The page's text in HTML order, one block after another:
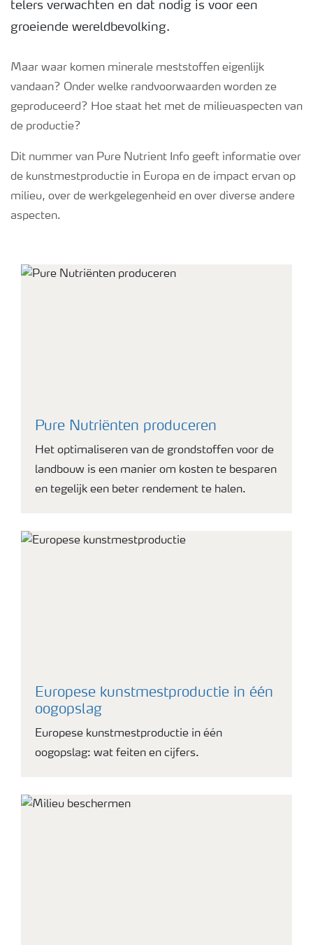
Webinars
telers verwachten en dat nodig is voor een
groeiende wereldbevolking.
Maar waar komen minerale meststoffen eigenlijk
vandaan? Onder welke randvoorwaarden worden ze
geproduceerd? Hoe staat het met de milieuaspecten van
de productie?
Dit nummer van Pure Nutrient Info geeft informatie over
de kunstmestproductie in Europa en de impact ervan op
milieu, over de werkgelegenheid en over diverse andere
aspecten.
Pure Nutriënten produceren
Het optimaliseren van de grondstoffen voor de
landbouw is een manier om kosten te besparen
en tegelijk een beter rendement te halen.
Europese kunstmestproductie in één
oogopslag
Europese kunstmestproductie in één
oogopslag: wat feiten en cijfers.